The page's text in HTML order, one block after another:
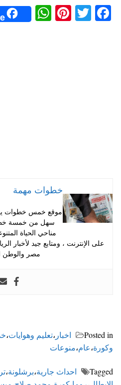
Fa
ce
T
wi
Pi
nt
W
ha
خطوات مهمة
موقع خمس خطوات
سهل من خمسة
مناحي الحياة
على الإنترنت ، ومتابع جيد لأخبار
مصر والوطن
Posted in اخبار ،تعليم وهوايات،
وكورة،عام،منوعات
Tagged احداث جارية،برشلونة،